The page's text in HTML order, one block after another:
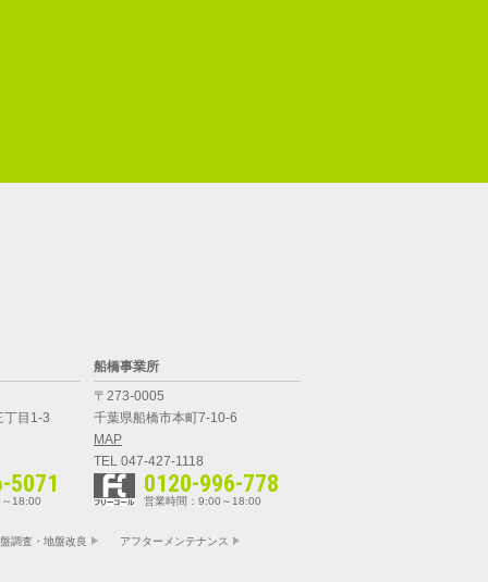
丁目1-3
5071
18:00
船橋事業所
〒273-0005
千葉県船橋市本町7-10-6
MAP
TEL 047-427-1118
0120-996-778
営業時間：9:00～18:00
調査・地盤改良 アフターメンテナンス